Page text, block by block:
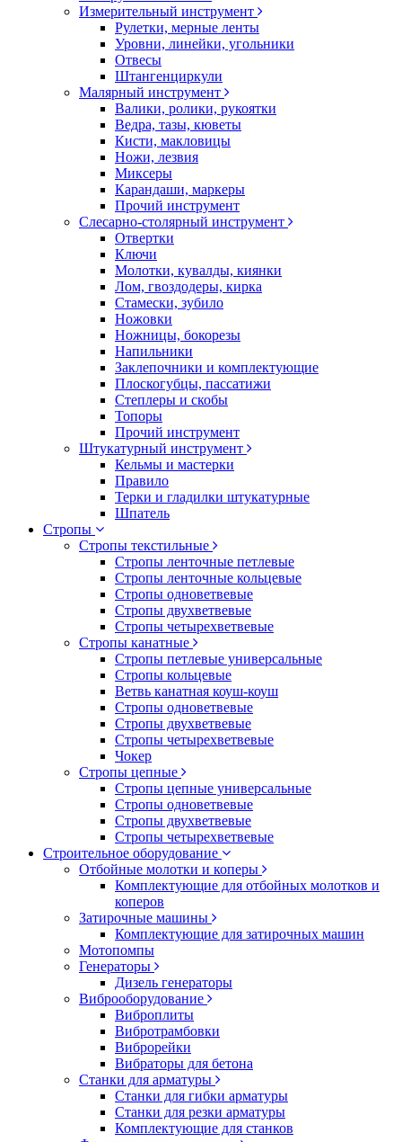
Измерительный инструмент
Рулетки, мерные ленты
Уровни, линейки, угольники
Отвесы
Штангенциркули
Малярный инструмент
Валики, ролики, рукоятки
Ведра, тазы, кюветы
Кисти, макловицы
Ножи, лезвия
Миксеры
Карандаши, маркеры
Прочий инструмент
Слесарно-столярный инструмент
Отвертки
Ключи
Молотки, кувалды, киянки
Лом, гвоздодеры, кирка
Стамески, зубило
Ножовки
Ножницы, бокорезы
Напильники
Заклепочники и комплектующие
Плоскогубцы, пассатижи
Степлеры и скобы
Топоры
Прочий инструмент
Штукатурный инструмент
Кельмы и мастерки
Правило
Терки и гладилки штукатурные
Шпатель
Стропы
Стропы текстильные
Стропы ленточные петлевые
Стропы ленточные кольцевые
Стропы одноветвевые
Стропы двухветвевые
Стропы четырехветвевые
Стропы канатные
Стропы петлевые универсальные
Стропы кольцевые
Ветвь канатная коуш-коуш
Стропы одноветвевые
Стропы двухветвевые
Стропы четырехветвевые
Чокер
Стропы цепные
Стропы цепные универсальные
Стропы одноветвевые
Стропы двухветвевые
Стропы четырехветвевые
Строительное оборудование
Отбойные молотки и коперы
Комплектующие для отбойных молотков и
коперов
Затирочные машины
Комплектующие для затирочных машин
Мотопомпы
Генераторы
Дизель генераторы
Виброоборудование
Виброплиты
Вибротрамбовки
Виброрейки
Вибраторы для бетона
Станки для арматуры
Станки для гибки арматуры
Станки для резки арматуры
Комплектующие для станков